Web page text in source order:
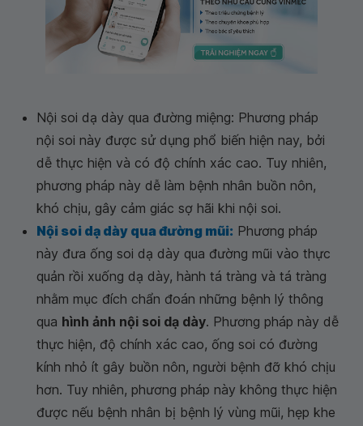
Nội soi dạ dày qua đường miệng: Phương pháp
nội soi này được sử dụng phổ biến hiện nay, bởi
dễ thực hiện và có độ chính xác cao. Tuy nhiên,
phương pháp này dễ làm bệnh nhân buồn nôn,
khó chịu, gây cảm giác sợ hãi khi nội soi.
Nội soi dạ dày qua đường mũi: Phương pháp
này đưa ống soi dạ dày qua đường mũi vào thực
quản rồi xuống dạ dày, hành tá tràng và tá tràng
nhằm mục đích chẩn đoán những bệnh lý thông
qua hình ảnh nội soi dạ dày. Phương pháp này dễ
thực hiện, độ chính xác cao, ống soi có đường
kính nhỏ ít gây buồn nôn, người bệnh đỡ khó chịu
hơn. Tuy nhiên, phương pháp này không thực hiện
được nếu bệnh nhân bị bệnh lý vùng mũi, hẹp khe